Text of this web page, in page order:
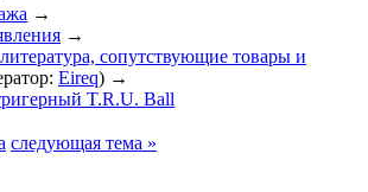
→
→
сопутствующие товары и
Eireq) →
T.R.U. Ball
следующая тема »